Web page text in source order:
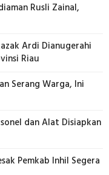
Rusli Zainal,
Ardi Dianugerahi
Riau
Serang Warga, Ini
dan Alat Disiapkan
Pemkab Inhil Segera